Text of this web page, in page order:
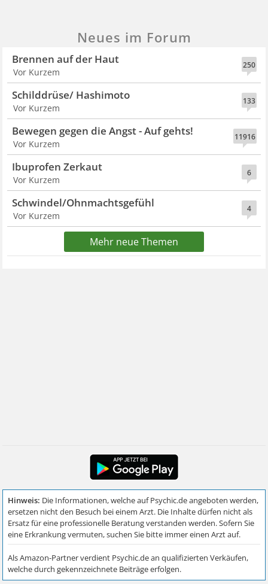
Neues im Forum
250
Brennen auf der Haut
Vor Kurzem
133
Schilddrüse/ Hashimoto
Vor Kurzem
11916
Bewegen gegen die Angst - Auf gehts!
Vor Kurzem
6
Ibuprofen Zerkaut
Vor Kurzem
4
Schwindel/Ohnmachtsgefühl
Vor Kurzem
Mehr neue Themen